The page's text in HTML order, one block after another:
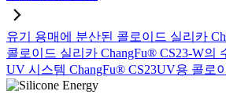
유기 용매에 분산된 콜로이드 실리카
콜로이드 실리카 ChangFu® CS23-W의
UV 시스템 ChangFu® CS23UV용 콜로